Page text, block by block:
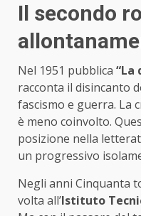
Il secondo
Nel 1951 pubblica “La
racconta il disincanto
fascismo e guerra. La
è meno coinvolto.
posizione nella
un progressivo
Negli anni Cinquanta
volta all’Istituto